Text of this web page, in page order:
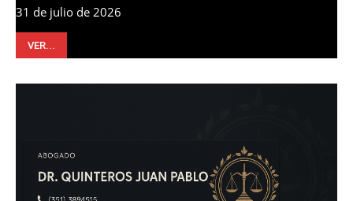
31 de julio de 2026
VER...